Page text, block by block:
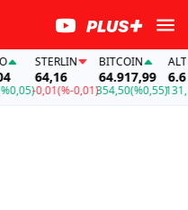
STERLIN
64,16
-0,01(%-0,01)
BITCOIN
64.917,99
354,50(%0,55)
ALTIN
131,41